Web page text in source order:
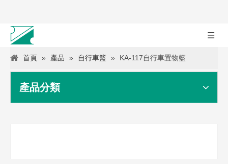
首頁 » 產品 » 自行車籃 » KA-117自行車置物籃
產品分類